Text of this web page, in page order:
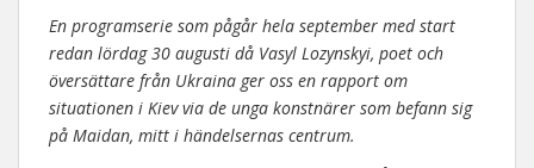
En programserie som pågår hela september med start
redan lördag 30 augusti då Vasyl Lozynskyi, poet och
översättare från Ukraina ger oss en rapport om
situationen i Kiev via de unga konstnärer som befann sig
på Maidan, mitt i händelsernas centrum.